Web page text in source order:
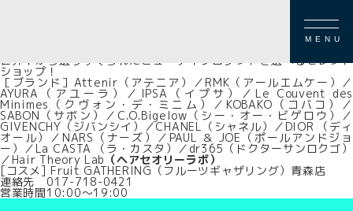
MENU
[コスメ] Fruit GATHERING（フルーツギャザリング）青森店
世界中から選りすぐられたビューティプロダクトを選べるセレクト
ショップ！
［ブランド］Attenir（アテニア）／RMK（アールエムケー）／
AYURA（アユーラ）／IPSA（イプサ）／Le Couvent des
Minimes（クヴォン・デ・ミニム）／KOBAKO（コバコ）／
SABON（サボン）／C.O.Bigelow（シー・オー・ビゲロウ）／
GIVENCHY（ジバンシイ）／CHANEL（シャネル）／DIOR （ディ
オール）／NARS（ナーズ）／PAUL ＆ JOE（ポールアンドジョ
ー）／La CASTA （ラ・カスタ）／dr365（ドクターサンロクゴ）
／Hair Theory Lab （ヘアセオリーラボ）
[コスメ] Fruit GATHERING（フルーツギャザリング）青森店
連絡先 017-718-0421
営業時間10:00～19:00